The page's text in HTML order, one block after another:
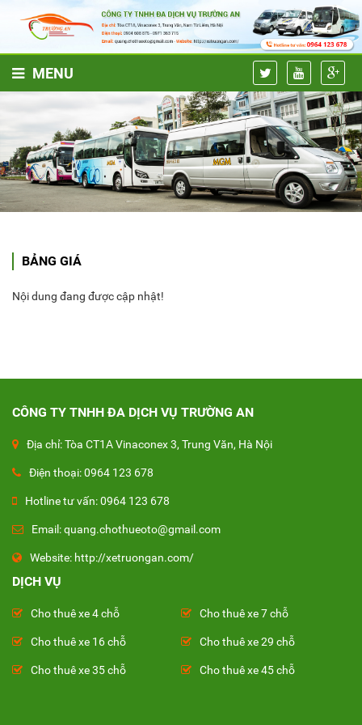
MENU
BẢNG GIÁ
Nội dung đang được cập nhật!
CÔNG TY TNHH ĐA DỊCH VỤ TRƯỜNG AN
Địa chỉ: Tòa CT1A Vinaconex 3, Trung Văn, Hà Nội
Điện thoại: 0964 123 678
Hotline tư vấn: 0964 123 678
Email: quang.chothueoto@gmail.com
Website: http://xetruongan.com/
DỊCH VỤ
Cho thuê xe 4 chỗ Cho thuê xe 7 chỗ
Cho thuê xe 16 chỗ Cho thuê xe 29 chỗ
Cho thuê xe 35 chỗ Cho thuê xe 45 chỗ